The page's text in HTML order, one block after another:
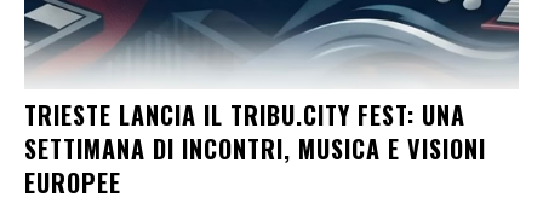
TRIESTE LANCIA IL TRIBU.CITY FEST: UNA
SETTIMANA DI INCONTRI, MUSICA E VISIONI
EUROPEE